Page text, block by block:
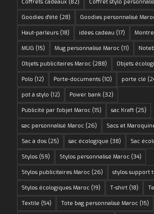
Coffrets cadeaux (82) Coffret stylo
Goodies d'été (28) Goodies personnalisé
Haut-parleurs(18) idées cadeau (17)
MUG (15) Mug personnalisé Maroc(11)
Objets publicitaires Maroc(288) Objets
Polo (12) Porte-documents(10) porte clé
pot à stylo (12) Power bank(32)
Publicité par l'objet Maroc(15) sac Kraft(25)
sac personnalisé Maroc(26) Sacs et
Sac à dos(25) sac écologique (38) Sac
Stylos(59) Stylos personnalisé Maroc(34)
Stylos publicitaires Maroc(26) stylos support
Stylos écologiques Maroc(19) T-shirt(18)
Textile (54) Tote bag personnalisé Maroc(15)